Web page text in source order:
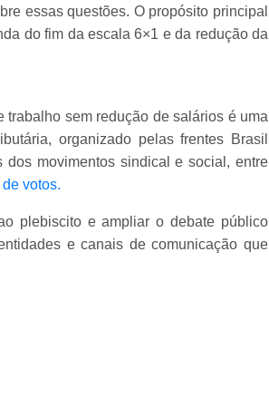
essas questões. O propósito principal
do fim da escala 6×1 e da redução da
sem redução de salários é uma
organizado pelas frentes Brasil
movimentos sindical e social, entre
votos.
plebiscito e ampliar o debate público
e canais de comunicação que